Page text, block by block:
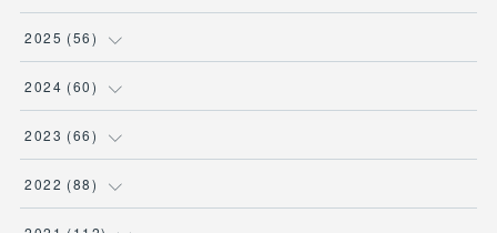
(2)
(6)
(9)
( 11
2025 (56)
(1)
(2)
(1)
( 5 )
2024 (60)
(12
(13
( 12)
2023 (66)
(1)
2022 (88)